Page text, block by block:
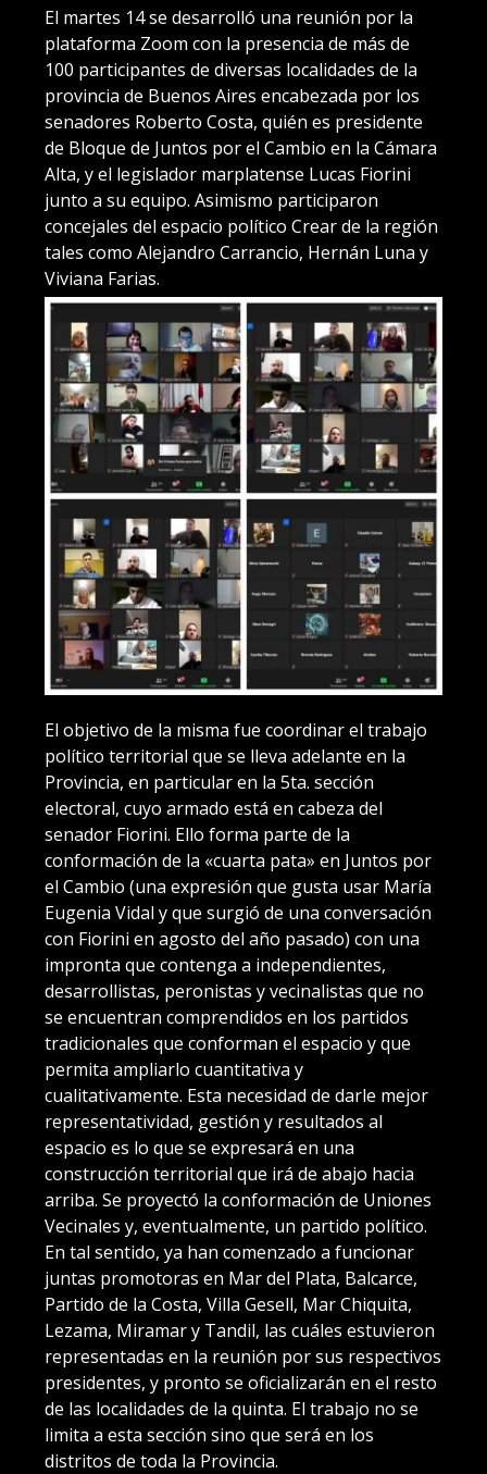
El martes 14 se desarrolló una reunión por la
plataforma Zoom con la presencia de más de
100 participantes de diversas localidades de la
provincia de Buenos Aires encabezada por los
senadores Roberto Costa, quién es presidente
de Bloque de Juntos por el Cambio en la Cámara
Alta, y el legislador marplatense Lucas Fiorini
junto a su equipo. Asimismo participaron
concejales del espacio político Crear de la región
tales como Alejandro Carrancio, Hernán Luna y
Viviana Farias.
El objetivo de la misma fue coordinar el trabajo
político territorial que se lleva adelante en la
Provincia, en particular en la 5ta. sección
electoral, cuyo armado está en cabeza del
senador Fiorini. Ello forma parte de la
conformación de la «cuarta pata» en Juntos por
el Cambio (una expresión que gusta usar María
Eugenia Vidal y que surgió de una conversación
con Fiorini en agosto del año pasado) con una
impronta que contenga a independientes,
desarrollistas, peronistas y vecinalistas que no
se encuentran comprendidos en los partidos
tradicionales que conforman el espacio y que
permita ampliarlo cuantitativa y
cualitativamente. Esta necesidad de darle mejor
representatividad, gestión y resultados al
espacio es lo que se expresará en una
construcción territorial que irá de abajo hacia
arriba. Se proyectó la conformación de Uniones
Vecinales y, eventualmente, un partido político.
En tal sentido, ya han comenzado a funcionar
juntas promotoras en Mar del Plata, Balcarce,
Partido de la Costa, Villa Gesell, Mar Chiquita,
Lezama, Miramar y Tandil, las cuáles estuvieron
representadas en la reunión por sus respectivos
presidentes, y pronto se oficializarán en el resto
de las localidades de la quinta. El trabajo no se
limita a esta sección sino que será en los
distritos de toda la Provincia.